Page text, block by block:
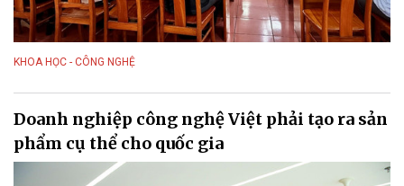
KHOA HỌC - CÔNG NGHỆ
Doanh nghiệp công nghệ Việt phải tạo ra sản
phẩm cụ thể cho quốc gia